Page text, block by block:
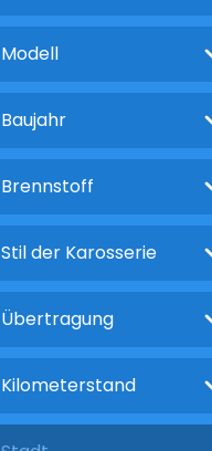
Modell
Baujahr
Brennstoff
Stil der Karosserie
Übertragung
Kilometerstand